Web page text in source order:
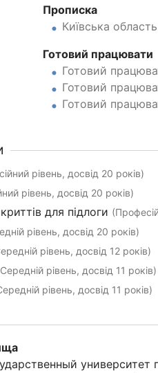
Прописка
Київська область
Готовий працювати
Готовий
Готовий
Готовий
рівень, досвід 20 років)
рівень, досвід 20 років)
для підлоги
рівень, досвід 20 років)
рівень, досвід 12 років)
рівень, досвід 11 років)
рівень, досвід 11 років)